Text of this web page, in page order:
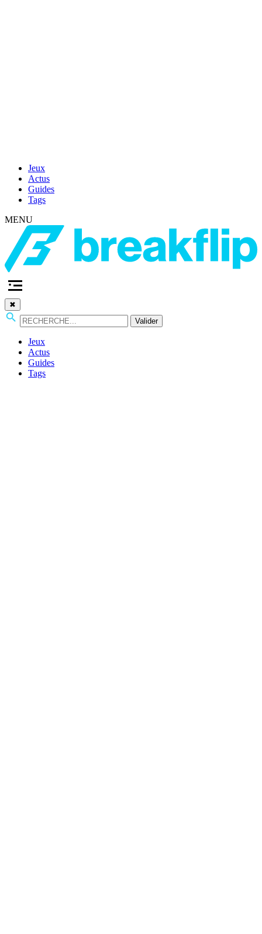
Jeux
Actus
Guides
Tags
MENU
✖
Valider
Jeux
Actus
Guides
Tags